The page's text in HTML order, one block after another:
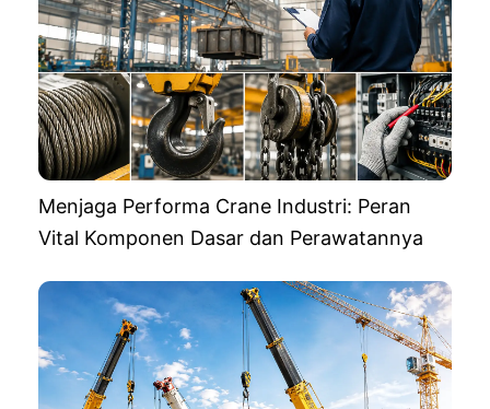
Menjaga Performa Crane Industri: Peran
Vital Komponen Dasar dan Perawatannya